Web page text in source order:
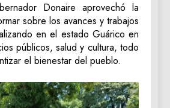
Donaire aprovechó la
sobre los avances y trabajos
en el estado Guárico en
públicos, salud y cultura, todo
el bienestar del pueblo.